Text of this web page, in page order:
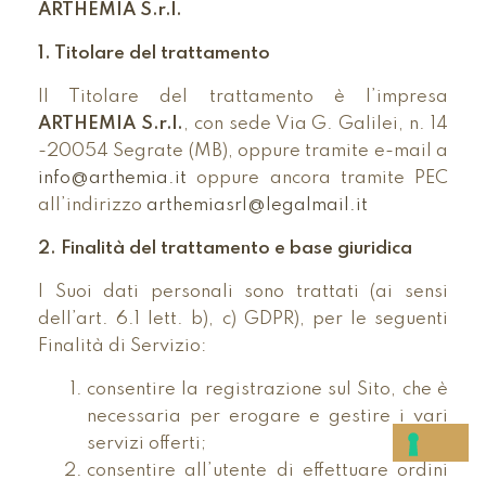
ARTHEMIA S.r.l.
1. Titolare del trattamento
Il Titolare del trattamento è l’impresa
ARTHEMIA S.r.l. , con sede Via G. Galilei, n. 14
-20054 Segrate (MB), oppure tramite e-mail a
info@arthemia.it oppure ancora tramite PEC
all’indirizzo arthemiasrl@legalmail.it
2. Finalità del trattamento e base giuridica
I Suoi dati personali sono trattati (ai sensi
dell’art. 6.1 lett. b), c) GDPR), per le seguenti
Finalità di Servizio:
consentire la registrazione sul Sito, che è
necessaria per erogare e gestire i vari
servizi offerti;
consentire all’utente di effettuare ordini